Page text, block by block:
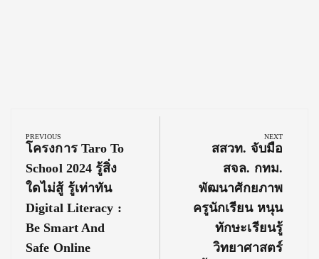
navigation
PREVIOUS
Previous
Post:
โครงการ Taro To
School 2024 รู้สิ่ง
ใดไม่สู้ รู้เท่าทัน
Digital Literacy :
Be Smart And
Safe Online
NEXT
Next
Post:
สสวท. จับมือ
สจล. กทม.
พัฒนาศักยภาพ
ครูนักเรียน หนุน
ทักษะเรียนรู้
วิทยาศาสตร์